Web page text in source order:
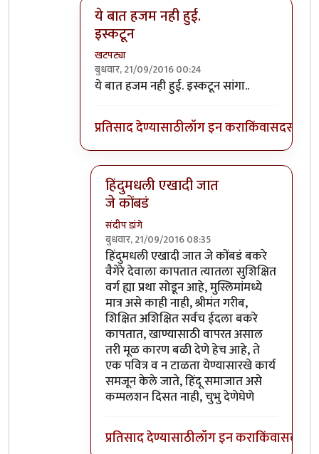
ये बात हजम नही हुई.
इस्कटून
खटपट्या
बुधवार, 21/09/2016 00:24
In reply toफरक आहे थोडा, बकरे सर्व समाज
ये बात हजम नही हुई. इस्कटून सांगा..
प्रतिसाद देण्यासाठीलॉग इन कराकिंवासदस्य व्हा
हिंदुमधली एखादी जात
जे कोंबडं
संदीप डांगे
बुधवार, 21/09/2016 08:35
In reply toये बात हजम नही हुई. इस्कटून
हिंदुमधली एखादी जात जे कोंबडं बकरे
वैगेरे देवाला कापतात त्यातला सुशिक्षित
वर्ग ह्या प्रथा सोडून आहे, मुस्लिमांमध्ये
मात्र असे काही नाही, श्रीमंत गरीब,
शिक्षित अशिक्षित सर्वच ईदला बकरे
कापतात, खाण्यासाठी वापरत असाल
तरी मूळ कारण बळी देणे हेच आहे, ते
एक पवित्र व न टाळता येण्यासारखे कार्य
समजून केले जाते, हिंदू समाजात असे
कम्पलशन दिसत नाही, चुभु देणेघेणे
प्रतिसाद देण्यासाठीलॉग इन कराकिंवासदस्य